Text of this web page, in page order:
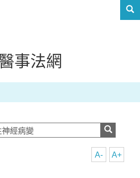
事法網
A+
A-